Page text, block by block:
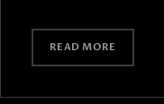
READ MORE